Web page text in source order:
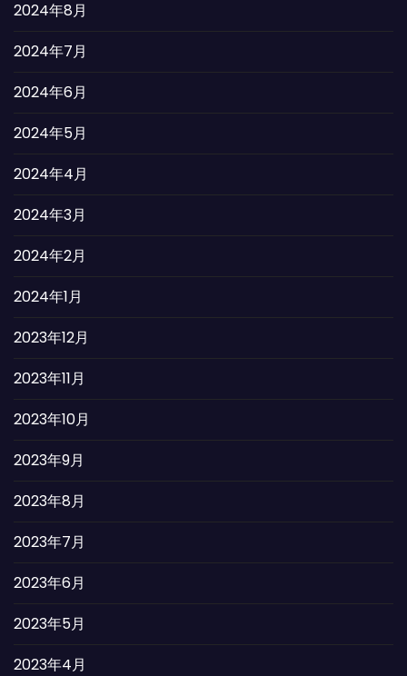
2024年8月
2024年7月
2024年6月
2024年5月
2024年4月
2024年3月
2024年2月
2024年1月
2023年12月
2023年11月
2023年10月
2023年9月
2023年8月
2023年7月
2023年6月
2023年5月
2023年4月